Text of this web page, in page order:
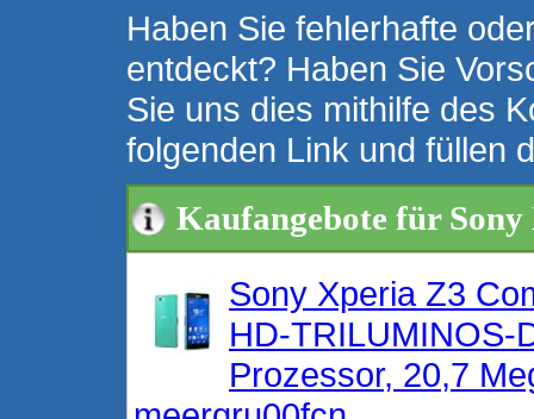
Haben Sie fehlerhafte
entdeckt? Haben Sie
Sie uns dies mithilfe des
folgenden Link und füllen
Kaufangebote für
Sony Xperia Z3
HD-TRILUMINOS-
Prozessor, 20,7